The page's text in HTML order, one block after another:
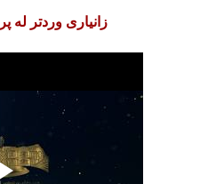
زانیاری وردتر لە